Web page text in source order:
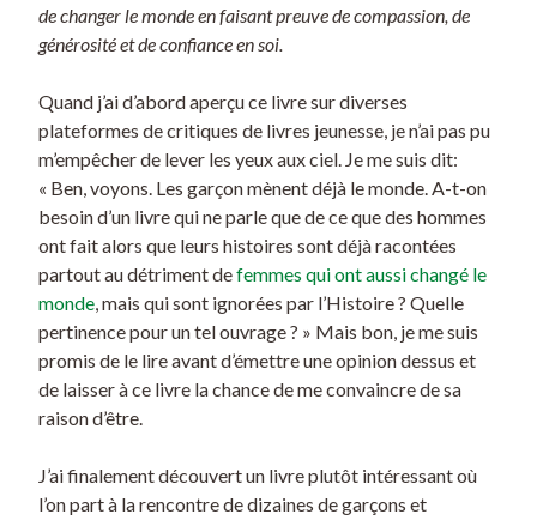
de changer le monde en faisant preuve de compassion, de
générosité et de confiance en soi.
Quand j’ai d’abord aperçu ce livre sur diverses
plateformes de critiques de livres jeunesse, je n’ai pas pu
m’empêcher de lever les yeux aux ciel. Je me suis dit:
« Ben, voyons. Les garçon mènent déjà le monde. A-t-on
besoin d’un livre qui ne parle que de ce que des hommes
ont fait alors que leurs histoires sont déjà racontées
partout au détriment defemmes qui ont aussi changé le
monde, mais qui sont ignorées par l’Histoire ? Quelle
pertinence pour un tel ouvrage ? » Mais bon, je me suis
promis de le lire avant d’émettre une opinion dessus et
de laisser à ce livre la chance de me convaincre de sa
raison d’être.
J’ai finalement découvert un livre plutôt intéressant où
l’on part à la rencontre de dizaines de garçons et